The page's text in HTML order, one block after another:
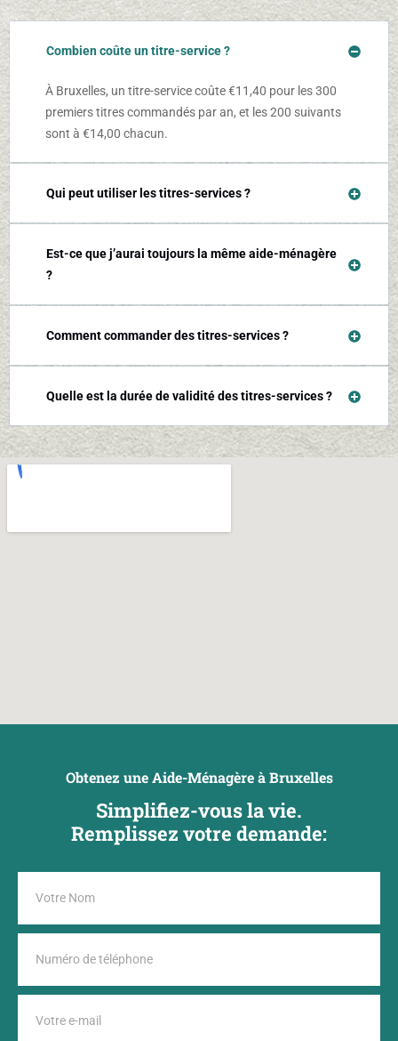
Combien coûte un titre-service ?
À Bruxelles, un titre-service coûte €11,40 pour les 300
premiers titres commandés par an, et les 200 suivants
sont à €14,00 chacun.
Qui peut utiliser les titres-services ?
Est-ce que j’aurai toujours la même aide-ménagère
?
Comment commander des titres-services ?
Quelle est la durée de validité des titres-services ?
Obtenez une Aide-Ménagère à Bruxelles
Simplifiez-vous la vie.
Remplissez votre demande: